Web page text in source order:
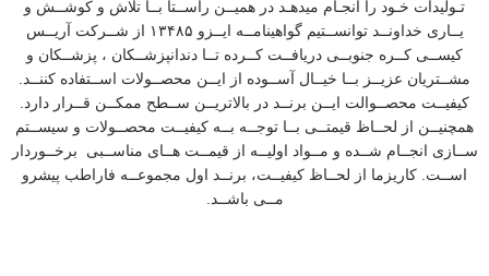
تـولیدات خـود را انجـام میدهـد در همیــن راســتا بــا تلاش و کوشــش و
یــاری خداونــد توانســتیم گواهینامــه ایــزو ۱۳۴۸۵ از شــرکت آریــس
کیســی کــره جنوبــی دریافــت کــرده تــا دندانپزشــکان ، پزشــکان و
مشــتریان عزیــز بــا خیــال آســوده از ایــن محصــولات اســتفاده کننــد.
کیفیــت محصــوالت ایــن برنــد در بالاتریــن ســطح ممکــن قــرار دارد.
همچنیــن از لحــاظ قیمتــی بــا توجــه بــه کیفیــت محصــولات و سیســتم
ســازی انجــام شــده و مــواد اولیــه از قیمــت هــای مناســبی برخــوردار
اســت. کاریزما از لحــاظ کیفیــت، برنــد اول مجموعــه فاراطب پیشرو
مــی باشــد.